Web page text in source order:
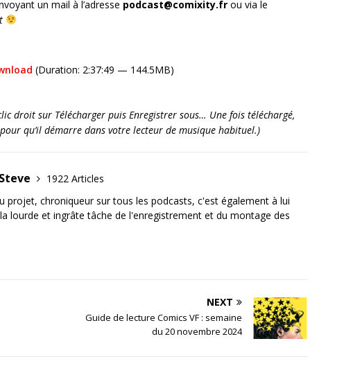
un mail à l’adresse podcast@comixity.fr ou via le
(Duration: 2:37:49 — 144.5MB)
droit sur Télécharger puis Enregistrer sous… Une fois téléchargé,
qu’il démarre dans votre lecteur de musique habituel.)
1922 Articles
projet, chroniqueur sur tous les podcasts, c'est également à lui
lourde et ingrâte tâche de l'enregistrement et du montage des
NEXT
Guide de lecture Comics VF : semaine
du 20 novembre 2024